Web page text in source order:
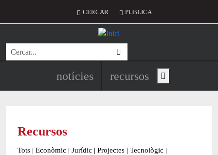
Menú del compte d'usuari
CERCAR PUBLICA
Cerca
Navegació principal de
notícies recursos Show main menu
Recursos
Tots | Econòmic | Jurídic | Projectes | Tecnològic |